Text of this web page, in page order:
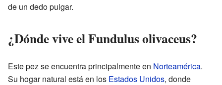
de un dedo pulgar.
¿Dónde vive el Fundulus olivaceus?
Este pez se encuentra principalmente en Norteamérica.
Su hogar natural está en los Estados Unidos, donde